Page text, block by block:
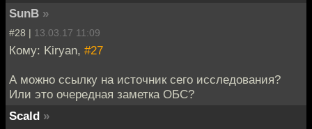
SunB »
#28 | 13.03.17 11:09
Кому: Kiryan, #27
А можно ссылку на источник сего исследования?
Или это очередная заметка ОБС?
Scald »